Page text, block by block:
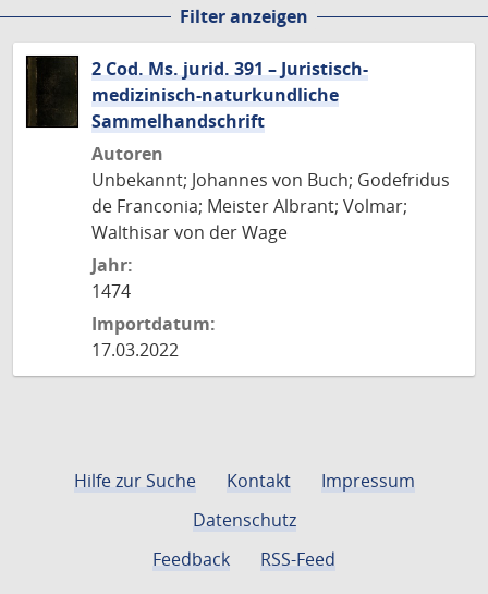
Filter anzeigen
2 Cod. Ms. jurid. 391 – Juristisch-
medizinisch-naturkundliche
Sammelhandschrift
Autoren
Unbekannt; Johannes von Buch; Godefridus
de Franconia; Meister Albrant; Volmar;
Walthisar von der Wage
Jahr:
1474
Importdatum:
17.03.2022
Hilfe zur Suche Kontakt
Impressum
Datenschutz
Feedback
RSS-Feed